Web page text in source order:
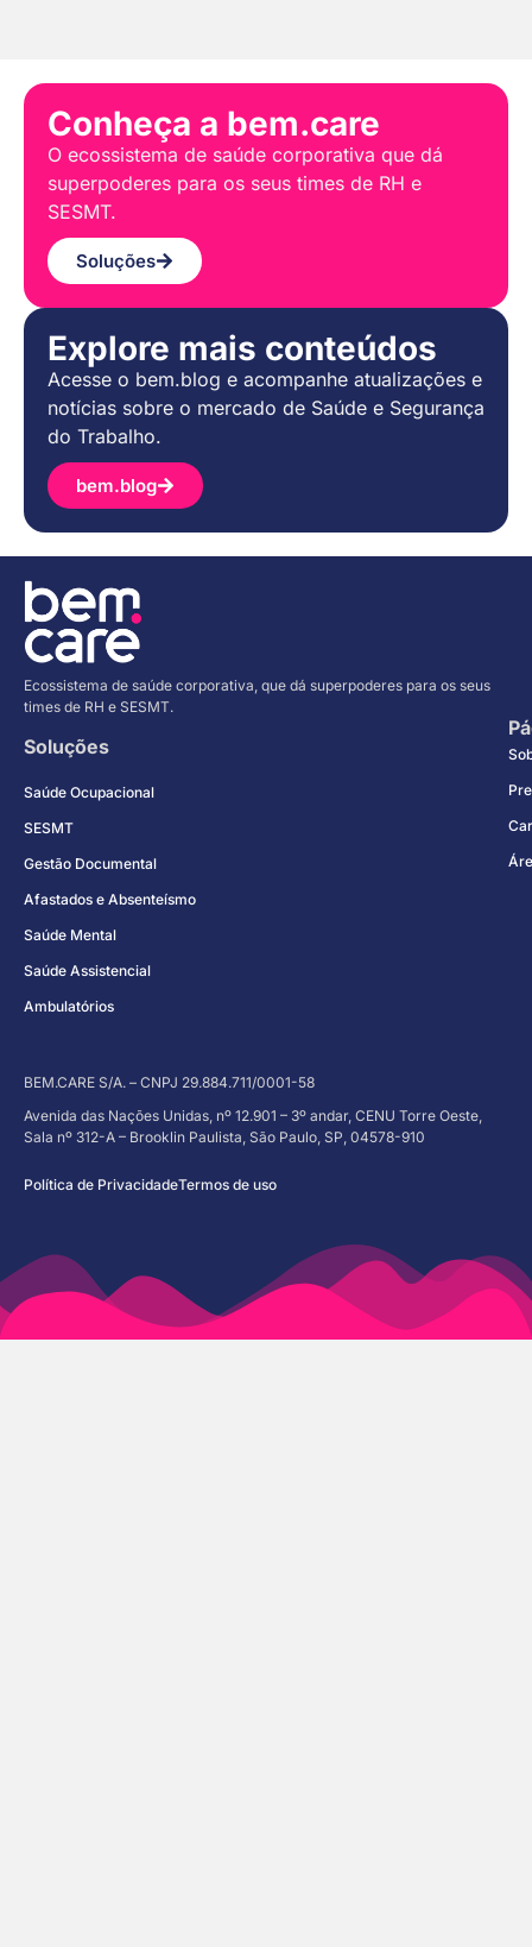
Conheça a bem.care
O ecossistema de saúde corporativa que dá
superpoderes para os seus times de RH e
SESMT.
Soluções
Explore mais conteúdos
Acesse o bem.blog e acompanhe atualizações e
notícias sobre o mercado de Saúde e Segurança
do Trabalho.
bem.blog
Ecossistema de saúde corporativa, que dá superpoderes para os seus
times de RH e SESMT.
Soluções
Saúde Ocupacional
SESMT
Gestão Documental
Afastados e Absenteísmo
Saúde Mental
Saúde Assistencial
Ambulatórios
BEM.CARE S/A. – CNPJ 29.884.711/0001-58
Avenida das Nações Unidas, nº 12.901 – 3º andar, CENU Torre Oeste,
Sala nº 312-A – Brooklin Paulista, São Paulo, SP, 04578-910
Política de PrivacidadeTermos de uso